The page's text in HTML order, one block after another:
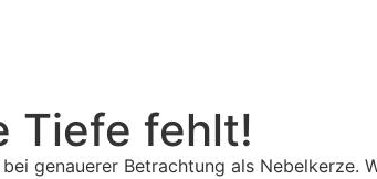
Tiefe fehlt!
genauerer Betrachtung als Nebelkerze.